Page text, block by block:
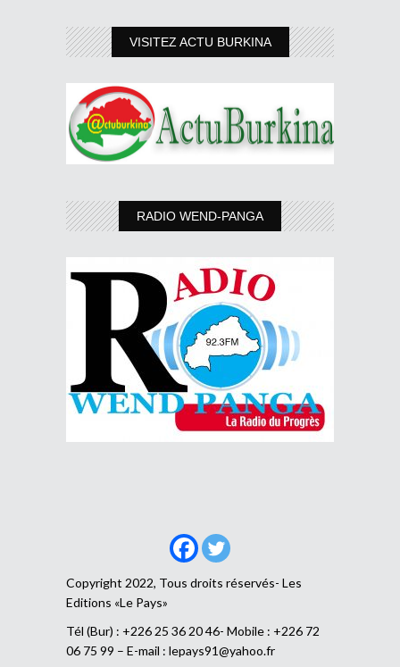
VISITEZ ACTU BURKINA
RADIO WEND-PANGA
Copyright 2022, Tous droits réservés- Les
Editions «Le Pays»
Tél (Bur) : +226 25 36 20 46- Mobile : +226 72
06 75 99 – E-mail : lepays91@yahoo.fr